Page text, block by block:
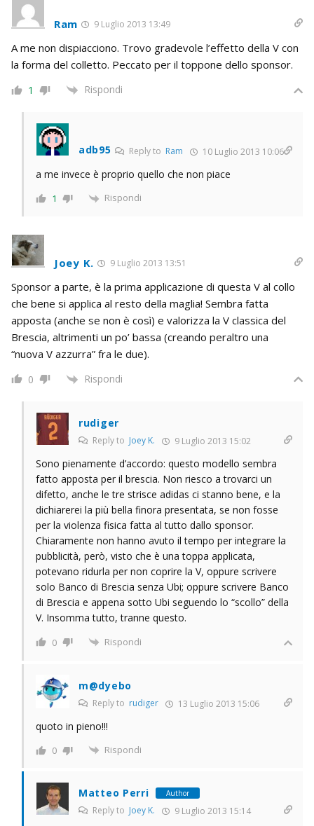
Ram 9 Luglio 2013 13:49
A me non dispiacciono. Trovo gradevole l’effetto della V con
la forma del colletto. Peccato per il toppone dello sponsor.
1 Rispondi
adb95 Reply to Ram 10 Luglio 2013 10:06
a me invece è proprio quello che non piace
1 Rispondi
Joey K. 9 Luglio 2013 13:51
Sponsor a parte, è la prima applicazione di questa V al collo
che bene si applica al resto della maglia! Sembra fatta
apposta (anche se non è così) e valorizza la V classica del
Brescia, altrimenti un po’ bassa (creando peraltro una
“nuova V azzurra” fra le due).
0 Rispondi
rudiger
Reply to Joey K. 9 Luglio 2013 15:02
Sono pienamente d’accordo: questo modello sembra
fatto apposta per il brescia. Non riesco a trovarci un
difetto, anche le tre strisce adidas ci stanno bene, e la
dichiarerei la più bella finora presentata, se non fosse
per la violenza fisica fatta al tutto dallo sponsor.
Chiaramente non hanno avuto il tempo per integrare la
pubblicità, però, visto che è una toppa applicata,
potevano ridurla per non coprire la V, oppure scrivere
solo Banco di Brescia senza Ubi; oppure scrivere Banco
di Brescia e appena sotto Ubi seguendo lo “scollo” della
V. Insomma tutto, tranne questo.
0 Rispondi
m@dyebo
Reply to rudiger 13 Luglio 2013 15:06
quoto in pieno!!!
0 Rispondi
Matteo Perri Author
Reply to Joey K. 9 Luglio 2013 15:14